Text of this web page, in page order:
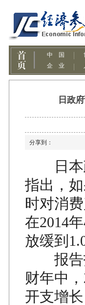
日政
分享到：
日本政
指出，
时对消
在2014
放缓到
报告指
财年中
开支增